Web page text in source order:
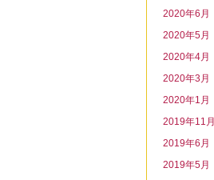
2020年6月
2020年5月
2020年4月
2020年3月
2020年1月
2019年11月
2019年6月
2019年5月